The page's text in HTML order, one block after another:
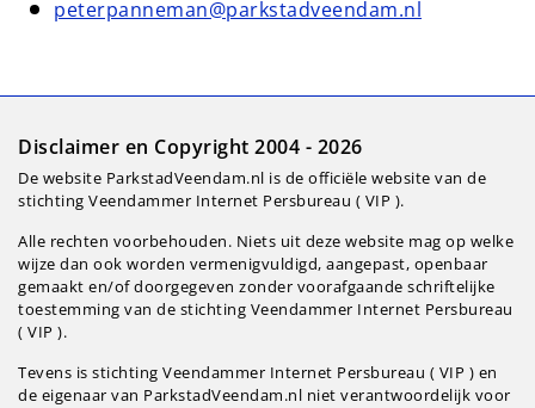
peterpanneman@parkstadveendam.nl
Disclaimer en Copyright 2004 - 2026
De website ParkstadVeendam.nl is de officiële website van de
stichting Veendammer Internet Persbureau ( VIP ).
Alle rechten voorbehouden. Niets uit deze website mag op welke
wijze dan ook worden vermenigvuldigd, aangepast, openbaar
gemaakt en/of doorgegeven zonder voorafgaande schriftelijke
toestemming van de stichting Veendammer Internet Persbureau
( VIP ).
Tevens is stichting Veendammer Internet Persbureau ( VIP ) en
de eigenaar van ParkstadVeendam.nl niet verantwoordelijk voor